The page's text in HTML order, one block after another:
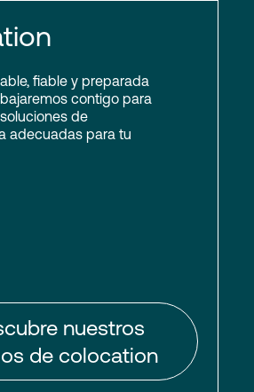
fiable y preparada
contigo para
de
adecuadas para tu
nuestros
de colocation